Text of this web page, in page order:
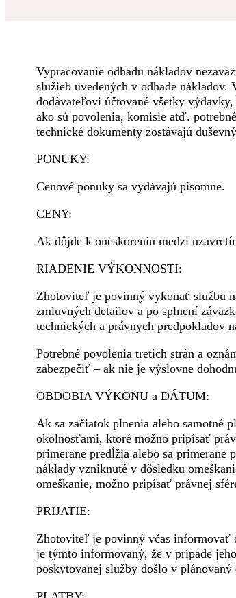
Vypracovanie odhadu nákladov
služieb uvedených v odhade
dodávateľovi účtované všetky
ako sú povolenia, komisie atď.
technické dokumenty zostávajú
PONUKY:
Cenové ponuky sa vydávajú písomne.
CENY:
Ak dôjde k oneskoreniu medzi
RIADENIE VÝKONNOSTI:
Zhotoviteľ je povinný vykonať službu
zmluvných detailov a po splnení
technických a právnych predpokladov
Potrebné povolenia tretích strán a
zabezpečiť – ak nie je výslovne
OBDOBIA VÝKONU a DÁTUM:
Ak sa začiatok plnenia alebo samotné
okolnosťami, ktoré možno pripísať
primerane predĺžia alebo sa primerane
náklady vzniknuté v dôsledku
omeškanie, možno pripísať právnej
PRIJATIE:
Zhotoviteľ je povinný včas informovať
je týmto informovaný, že v prípade
poskytovanej služby došlo v plánovaný